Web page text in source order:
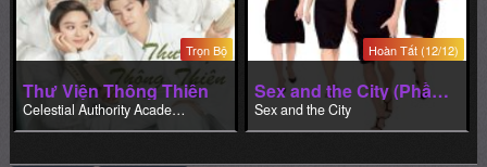
Trọn Bộ
Thư Viện Thông Thiên
Celestial Authority Academy
Hoàn Tất (12/12)
Sex and the City (Phần 1)
Sex and the City